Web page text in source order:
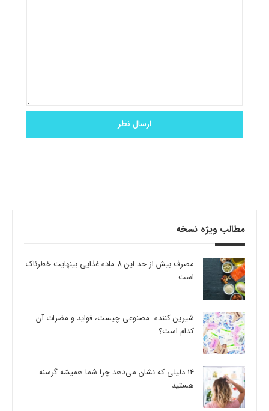
مطالب ویژه نسخه
مصرف بیش از حد این 8 ماده غذایی بینهایت خطرناک
است
شیرین کننده مصنوعی چیست، فواید و مضرات آن
کدام است؟
14 دلیلی که نشان می‌دهد چرا شما همیشه گرسنه
هستید